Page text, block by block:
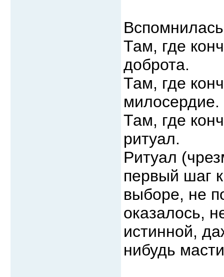
Там, где
доброта.
Там, где
милосердие.
Там, где
ритуал.
Ритуал
первый шаг
выборе, не
оказалось,
истинной,
нибудь